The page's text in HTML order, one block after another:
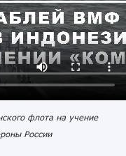
флота на учение
России